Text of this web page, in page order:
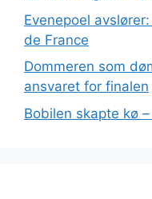
Evenepoel
de France
Dommeren som
ansvaret for finalen
Bobilen skapte kø